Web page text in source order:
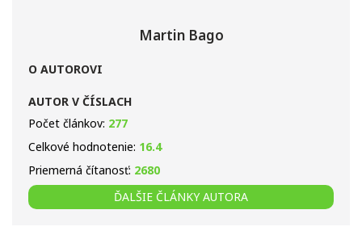
Martin Bago
O AUTOROVI
AUTOR V ČÍSLACH
Počet článkov: 277
Celkové hodnotenie: 16.4
Priemerná čítanosť: 2680
ĎALŠIE ČLÁNKY AUTORA